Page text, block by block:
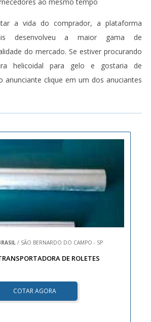
ao mesmo tempo
a vida do comprador, a plataforma
desenvolveu a maior gama de
do mercado. Se estiver procurando
helicoidal para gelo e gostaria de
anunciante clique em um dos anuciantes
/ SÃO BERNARDO DO CAMPO - SP
DE ROLETES
COTAR AGORA